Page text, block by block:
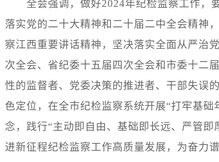
全会强调，做好2024年纪检监察工作，
落实党的二十大精神和二十届二中全会精神
察江西重要讲话精神，坚决落实全面从严治
次全会、省纪委十五届四次全会和市委十二
性的监督者、党委决策的推进者、干部失误
色定位，在全市纪检监察系统开展“打牢基
念，践行“主动即自由、基础即长远、严管
进新征程纪检监察工作高质量发展，为奋力